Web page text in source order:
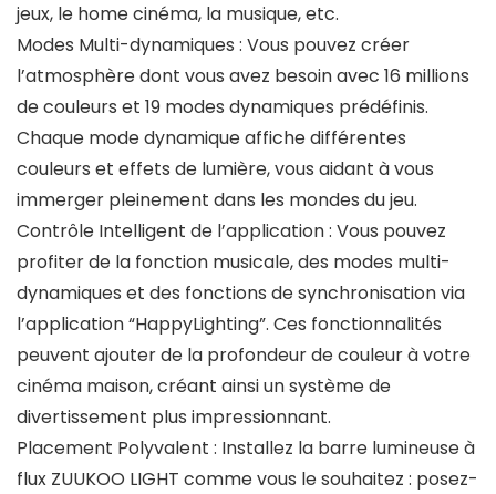
jeux, le home cinéma, la musique, etc.
Modes Multi-dynamiques : Vous pouvez créer
l’atmosphère dont vous avez besoin avec 16 millions
de couleurs et 19 modes dynamiques prédéfinis.
Chaque mode dynamique affiche différentes
couleurs et effets de lumière, vous aidant à vous
immerger pleinement dans les mondes du jeu.
Contrôle Intelligent de l’application : Vous pouvez
profiter de la fonction musicale, des modes multi-
dynamiques et des fonctions de synchronisation via
l’application “HappyLighting”. Ces fonctionnalités
peuvent ajouter de la profondeur de couleur à votre
cinéma maison, créant ainsi un système de
divertissement plus impressionnant.
Placement Polyvalent : Installez la barre lumineuse à
flux ZUUKOO LIGHT comme vous le souhaitez : posez-